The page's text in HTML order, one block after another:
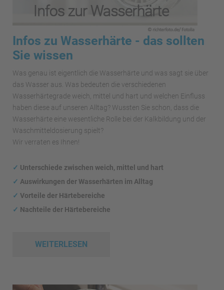
Infos zu Wasserhärte - das sollten
Sie wissen
Was genau ist eigentlich die Wasserhärte und was sagt sie über
das Wasser aus. Was bedeuten die verschiedenen
Wasserhärtegrade weich, mittel und hart und welchen Einfluss
haben diese auf unseren Alltag? Wussten Sie schon, dass die
Wasserhärte eine wesentliche Rolle bei der Kalkbildung und der
Waschmitteldosierung spielt?
Wir verraten es Ihnen!
✓ Unterschiede zwischen weich, mittel und hart
✓ Auswirkungen der Wasserhärten im Alltag
✓ Vorteile der Härtebereiche
✓ Nachteile der Härtebereiche
WEITERLESEN